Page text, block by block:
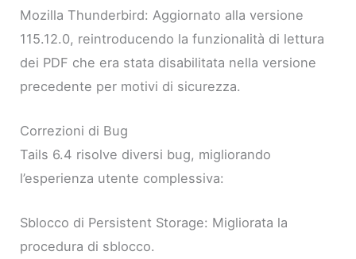
Mozilla Thunderbird: Aggiornato alla versione
115.12.0, reintroducendo la funzionalità di lettura
dei PDF che era stata disabilitata nella versione
precedente per motivi di sicurezza.
Correzioni di Bug
Tails 6.4 risolve diversi bug, migliorando
l’esperienza utente complessiva:
Sblocco di Persistent Storage: Migliorata la
procedura di sblocco.